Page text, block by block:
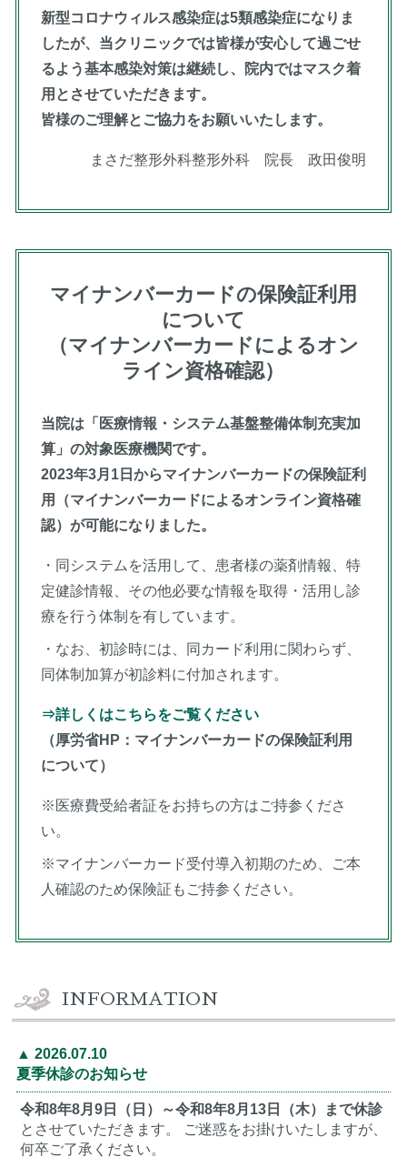
新型コロナウィルス感染症は5類感染症になりま
したが、当クリニックでは皆様が安心して過ごせ
るよう基本感染対策は継続し、院内ではマスク着
用とさせていただきます。
皆様のご理解とご協力をお願いいたします。
まさだ整形外科整形外科 院長 政田俊明
マイナンバーカードの保険証利用
について
（マイナンバーカードによるオン
ライン資格確認）
当院は「医療情報・システム基盤整備体制充実加
算」の対象医療機関です。
2023年3月1日からマイナンバーカードの保険証利
用（マイナンバーカードによるオンライン資格確
認）が可能になりました。
・同システムを活用して、患者様の薬剤情報、特
定健診情報、その他必要な情報を取得・活用し診
療を行う体制を有しています。
・なお、初診時には、同カード利用に関わらず、
同体制加算が初診料に付加されます。
⇒詳しくはこちらをご覧ください
（厚労省HP：マイナンバーカードの保険証利用
について）
※医療費受給者証をお持ちの方はご持参くださ
い。
※マイナンバーカード受付導入初期のため、ご本
人確認のため保険証もご持参ください。
INFORMATION
2026.07.10
夏季休診のお知らせ
令和8年8月9日（日）～令和8年8月13日（木）まで休診
とさせていただきます。 ご迷惑をお掛けいたしますが、
何卒ご了承ください。